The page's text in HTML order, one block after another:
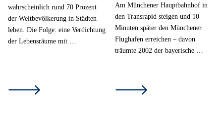
wahrscheinlich rund 70 Prozent
der Weltbevölkerung in Städten
leben. Die Folge: eine Verdichtung
der Lebensräume mit …
Am Münchener Hauptbahnhof in
den Transrapid steigen und 10
Minuten später den Münchener
Flughafen erreichen – davon
träumte 2002 der bayerische …